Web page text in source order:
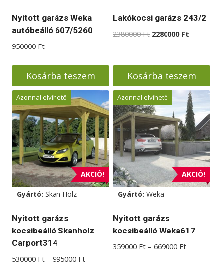
Nyitott garázs Weka
autóbeálló 607/5260
950000 Ft
Kosárba teszem
Lakókocsi garázs 243/2
2380000Ft Original
2380000 Ft.
2280000 Ft
2280000
Kosárba teszem
AKCIÓ!
Azonnal elvihető
Gyártó: Skan Holz
Nyitott garázs
kocsibeálló Skanholz
Carport314
530000 Ft – 995000 FtÁrtartomány:
AKCIÓ!
Azonnal elvihető
Gyártó: Weka
Nyitott garázs
kocsibeálló Weka617
359000 Ft – 669000 Ft